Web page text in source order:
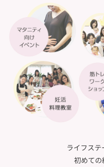
ライフス
初めての